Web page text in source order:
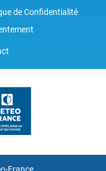
de Confidentialité